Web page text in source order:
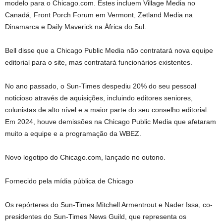
modelo para o Chicago.com. Estes incluem Village Media no
Canadá, Front Porch Forum em Vermont, Zetland Media na
Dinamarca e Daily Maverick na África do Sul.
Bell disse que a Chicago Public Media não contratará nova equipe
editorial para o site, mas contratará funcionários existentes.
No ano passado, o Sun-Times despediu 20% do seu pessoal
noticioso através de aquisições, incluindo editores seniores,
colunistas de alto nível e a maior parte do seu conselho editorial.
Em 2024, houve demissões na Chicago Public Media que afetaram
muito a equipe e a programação da WBEZ.
Novo logotipo do Chicago.com, lançado no outono.
Fornecido pela mídia pública de Chicago
Os repórteres do Sun-Times Mitchell Armentrout e Nader Issa, co-
presidentes do Sun-Times News Guild, que representa os